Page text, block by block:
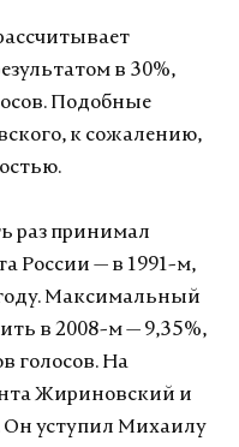
в 30%,
Подобные
к сожалению,
раз принимал
России — в 1991-м,
Максимальный
в 2008-м — 9,35%,
голосов. На
Жириновский и
Он уступил Михаилу